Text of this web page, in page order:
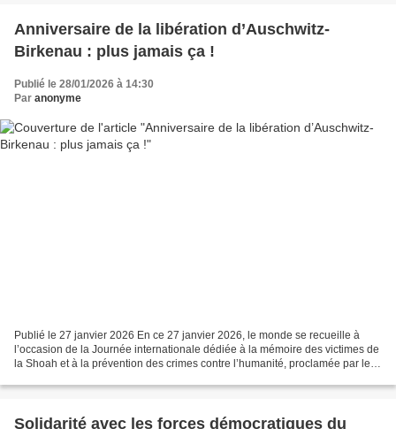
Anniversaire de la libération d’Auschwitz-
Birkenau : plus jamais ça !
Publié le 28/01/2026 à 14:30
Par anonyme
Publié le 27 janvier 2026 En ce 27 janvier 2026, le monde se recueille à
l’occasion de la Journée internationale dédiée à la mémoire des victimes de
la Shoah et à la prévention des crimes contre l’humanité, proclamée par les
Solidarité avec les forces démocratiques du